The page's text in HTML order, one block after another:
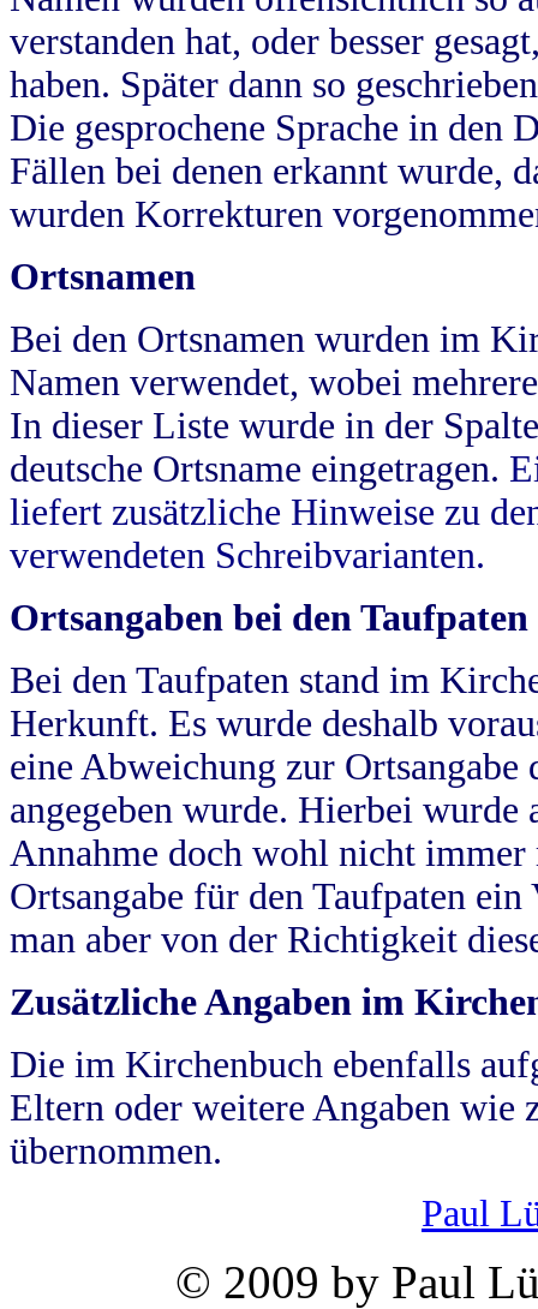
verstanden hat, oder besser
haben. Später dann so
Die gesprochene Sprache in
Fällen bei denen erkannt wurde,
wurden Korrekturen
Ortsnamen
Bei den Ortsnamen wurden im
Namen verwendet, wobei
In dieser Liste wurde in der
deutsche Ortsname eingetragen.
liefert zusätzliche Hinweise zu
verwendeten Schreibvarianten.
Ortsangaben bei den Taufpaten
Bei den Taufpaten stand im
Herkunft. Es wurde deshalb
eine Abweichung zur
angegeben wurde. Hierbei wurde
Annahme doch wohl nicht
Ortsangabe für den Taufpaten
man aber von der Richtigkeit
Zusätzliche Angaben im
Die im Kirchenbuch ebenfalls
Eltern oder weitere Angaben wie
übernommen.
Paul
© 2009 by Paul